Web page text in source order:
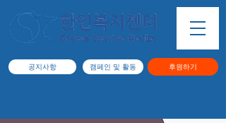
공지사항 캠페인 및 활동 후원하기